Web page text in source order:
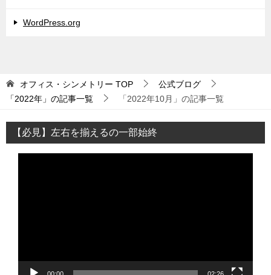
WordPress.org
オフィス・シンメトリー TOP
公式ブログ
「2022年」の記事一覧
「2022年10月」の記事一覧
【必見】左右を揃えるの一部始終